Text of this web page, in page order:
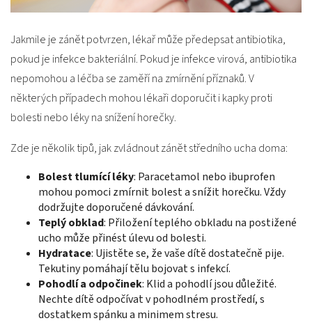
Jakmile je zánět potvrzen, lékař může předepsat antibiotika,
pokud je infekce bakteriální. Pokud je infekce virová, antibiotika
nepomohou a léčba se zaměří na zmírnění příznaků. V
některých případech mohou lékaři doporučit i kapky proti
bolesti nebo léky na snížení horečky.
Zde je několik tipů, jak zvládnout zánět středního ucha doma:
Bolest tlumící léky: Paracetamol nebo ibuprofen
mohou pomoci zmírnit bolest a snížit horečku. Vždy
dodržujte doporučené dávkování.
Teplý obklad: Přiložení teplého obkladu na postižené
ucho může přinést úlevu od bolesti.
Hydratace: Ujistěte se, že vaše dítě dostatečně pije.
Tekutiny pomáhají tělu bojovat s infekcí.
Pohodlí a odpočinek: Klid a pohodlí jsou důležité.
Nechte dítě odpočívat v pohodlném prostředí, s
dostatkem spánku a minimem stresu.